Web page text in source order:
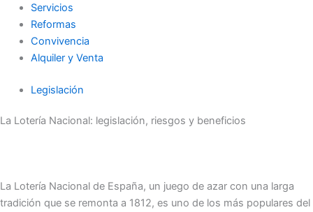
Servicios
Reformas
Convivencia
Alquiler y Venta
Legislación
La Lotería Nacional: legislación, riesgos y beneficios
La Lotería Nacional de España, un juego de azar con una larga
tradición que se remonta a 1812, es uno de los más populares del